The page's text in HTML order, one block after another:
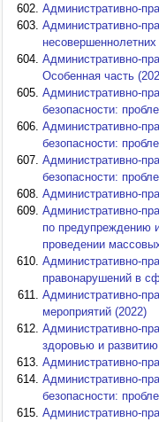
Административно-
Административно-
несовершеннолетних
Административно-
Особенная часть
Административно-
безопасности:
Административно-
безопасности:
Административно-
безопасности:
Административно-
Административно-
по предупреждению
проведении
Административно-
правонарушений в
Административно-
мероприятий (2022)
Административно-
здоровью и
Административно-
Административно-
безопасности:
Административно-